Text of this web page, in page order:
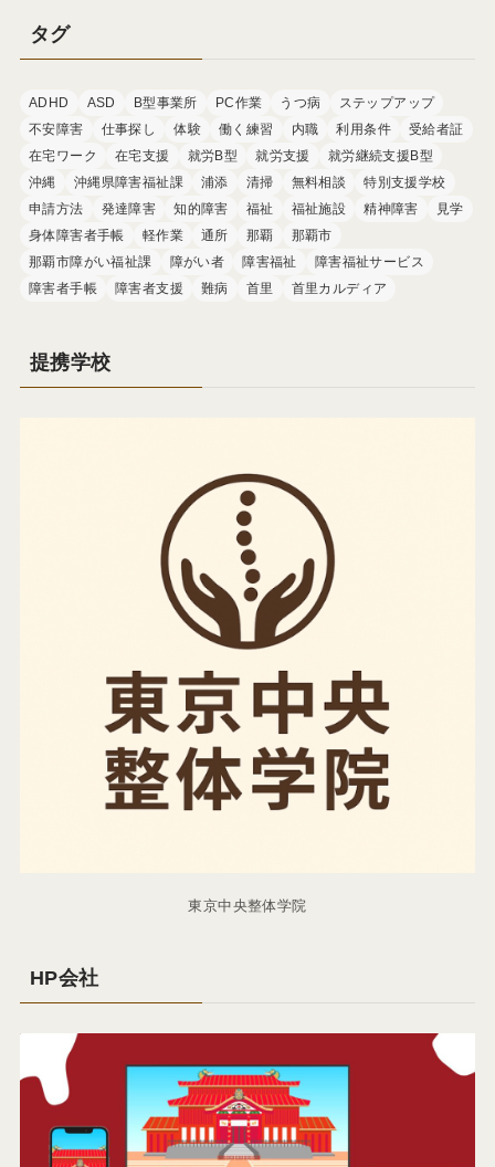
タグ
ADHD ASD B型事業所 PC作業 うつ病
ステップアップ
不安障害
仕事探し 体験 働く練習 内職 利用条件
受給者証
在宅ワーク
在宅支援 就労B型 就労支援
就労継続支援B型
沖縄
沖縄県障害福祉課 浦添 清掃 無料相談
特別支援学校
申請方法
発達障害 知的障害 福祉 福祉施設 精神障害
見学
身体障害者手帳
軽作業 通所 那覇
那覇市
那覇市障がい福祉課
障がい者 障害福祉
障害福祉サービス
障害者手帳
障害者支援 難病 首里 首里カルディア
提携学校
東京中央整体学院
HP会社